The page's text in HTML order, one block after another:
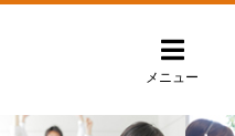
メニュー